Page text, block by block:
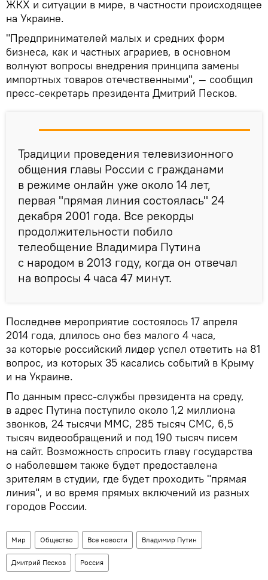
ЖКХ и ситуации в мире, в частности происходящее
на Украине.
"Предпринимателей малых и средних форм
бизнеса, как и частных аграриев, в основном
волнуют вопросы внедрения принципа замены
импортных товаров отечественными", — сообщил
пресс-секретарь президента Дмитрий Песков.
Традиции проведения телевизионного
общения главы России с гражданами
в режиме онлайн уже около 14 лет,
первая "прямая линия состоялась" 24
декабря 2001 года. Все рекорды
продолжительности побило
телеобщение Владимира Путина
с народом в 2013 году, когда он отвечал
на вопросы 4 часа 47 минут.
Последнее мероприятие состоялось 17 апреля
2014 года, длилось оно без малого 4 часа,
за которые российский лидер успел ответить на 81
вопрос, из которых 35 касались событий в Крыму
и на Украине.
По данным пресс-службы президента на среду,
в адрес Путина поступило около 1,2 миллиона
звонков, 24 тысячи ММС, 285 тысяч СМС, 6,5
тысяч видеообращений и под 190 тысяч писем
на сайт. Возможность спросить главу государства
о наболевшем также будет предоставлена
зрителям в студии, где будет проходить "прямая
линия", и во время прямых включений из разных
городов России.
Мир Общество Все новости Владимир Путин
Дмитрий Песков Россия